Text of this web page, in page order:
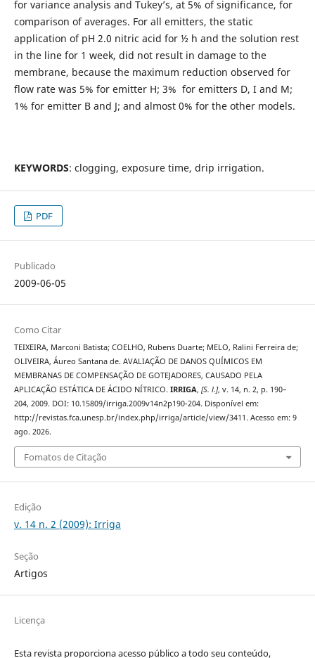
for variance analysis and Tukey’s, at 5% of significance, for
comparison of averages. For all emitters, the static
application of pH 2.0 nitric acid for ½ h and the solution rest
in the line for 1 week, did not result in damage to the
membrane, because the maximum reduction observed for
flow rate was 5% for emitter H; 3% for emitters D, I and M;
1% for emitter B and J; and almost 0% for the other models.
KEYWORDS: clogging, exposure time, drip irrigation.
PDF
Publicado
2009-06-05
Como Citar
TEIXEIRA, Marconi Batista; COELHO, Rubens Duarte; MELO, Ralini Ferreira de;
OLIVEIRA, Áureo Santana de. AVALIAÇÃO DE DANOS QUÍMICOS EM
MEMBRANAS DE COMPENSAÇÃO DE GOTEJADORES, CAUSADO PELA
APLICAÇÃO ESTÁTICA DE ÁCIDO NÍTRICO. IRRIGA, [S. l.], v. 14, n. 2, p. 190–
204, 2009. DOI: 10.15809/irriga.2009v14n2p190-204. Disponível em:
http://revistas.fca.unesp.br/index.php/irriga/article/view/3411. Acesso em: 9
ago. 2026.
Fomatos de Citação
Edição
v. 14 n. 2 (2009): Irriga
Seção
Artigos
Licença
Esta revista proporciona acesso público a todo seu conteúdo,